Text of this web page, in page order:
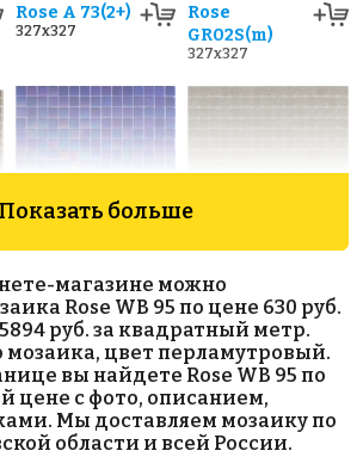
Rose A 73(2+)
327x327
Rose
GR02S(m)
327x327
Rose WB 17
327x327
Rose A 07(2)
327x327
Показать больше
магазине можно
Rose WB 95 по цене 630 руб.
руб. за квадратный метр.
мозаика, цвет перламутровый.
вы найдете Rose WB 95 по
цене с фото, описанием,
Мы доставляем мозаику по
области и всей России.